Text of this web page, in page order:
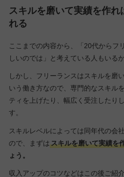
スキルを磨いて実績を作
れる
ここまでの内容から、「20代からフ
しいのでは」と考えている人もいる
しかし、フリーランスはスキルを磨
いう働き方なので、専門的なスキル
ティを上げたり、幅広く受注したり
す。
スキルレベルによっては同年代の会
ので、まずはスキルを磨いて実績を
ょう。
収入アップのコツなどはこの後ご紹